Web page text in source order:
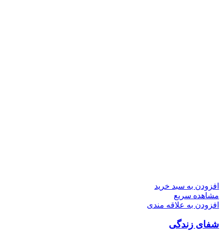
افزودن به سبد خرید
مشاهده سریع
افزودن به علاقه مندی
شفای زندگی